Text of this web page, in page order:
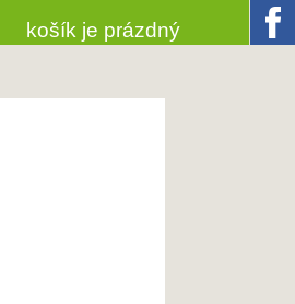
košík je prázdný